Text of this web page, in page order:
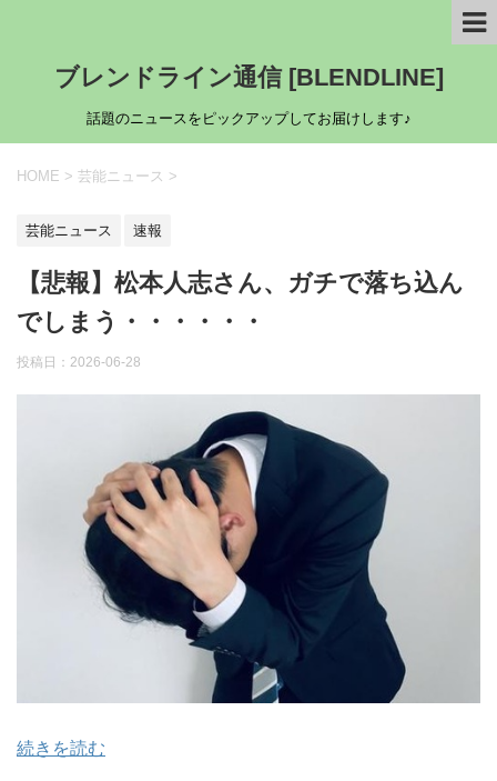
ブレンドライン通信 [BLENDLINE]
話題のニュースをピックアップしてお届けします♪
HOME > 芸能ニュース >
芸能ニュース 速報
【悲報】松本人志さん、ガチで落ち込ん
でしまう・・・・・・
投稿日： 2026-06-28
続きを読む